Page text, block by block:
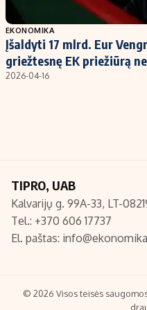
Populiarios temos
Investavimas
Akcijų rinka
Redakcija
Turinio žymėjimo taisyklės
EKONOMIKA
Įšaldyti 17 mlrd. Eur
griežtesnę EK priežiūrą
2026-04-16
TIPRO, UAB
Kalvarijų g. 99A-33, LT-
Tel.: +370 606 17737
El. paštas:
© 2026 Visos teisės